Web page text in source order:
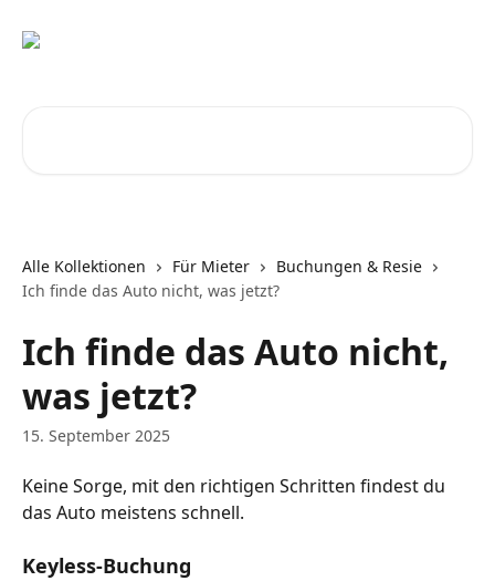
Alle Kollektionen Für Mieter
Buchungen & Resie
Ich finde das Auto nicht, was jetzt?
Ich finde das Auto nicht,
was jetzt?
15. September 2025
Keine Sorge, mit den richtigen Schritten findest du
das Auto meistens schnell.
Keyless-Buchung